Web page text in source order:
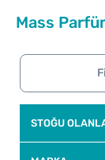
Mass
STOĞU